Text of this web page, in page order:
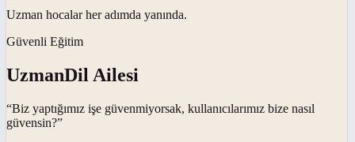
Uzman hocalar her adımda yanında.
Güvenli Eğitim
UzmanDil Ailesi
“Biz yaptığımız işe güvenmiyorsak, kullanıcılarımız bize nasıl
güvensin?”